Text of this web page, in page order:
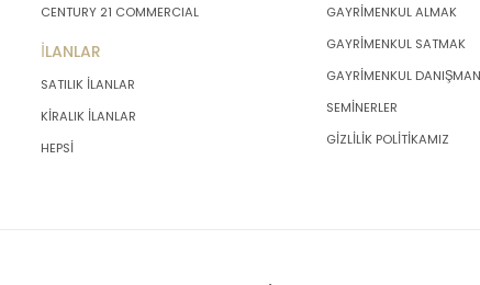
CENTURY 21 COMMERCIAL
İLANLAR
SATILIK İLANLAR
KİRALIK İLANLAR
HEPSİ
GAYRİMENKUL ALMAK
GAYRİMENKUL SATMAK
GAYRİMENKUL
SEMİNERLER
GİZLİLİK POLİTİKAMIZ